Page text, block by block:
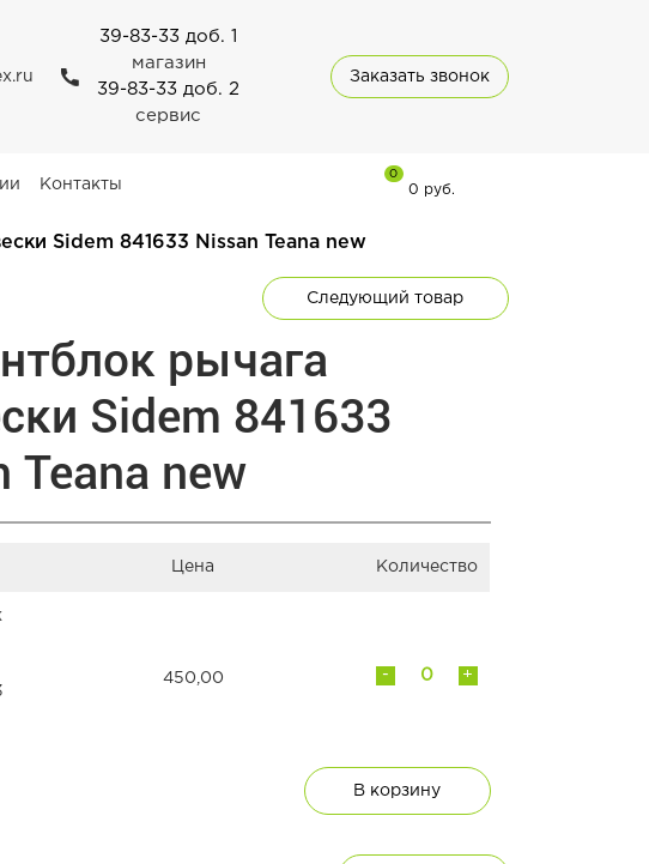
39-83-33 доб. 1
магазин
39-83-33 доб. 2
сервис
Заказать звонок
Контакты
0
0 руб.
Sidem 841633 Nissan Teana new
Следующий товар
рычага
Sidem 841633
Teana new
Цена Количество
450,00 +
-
В корзину